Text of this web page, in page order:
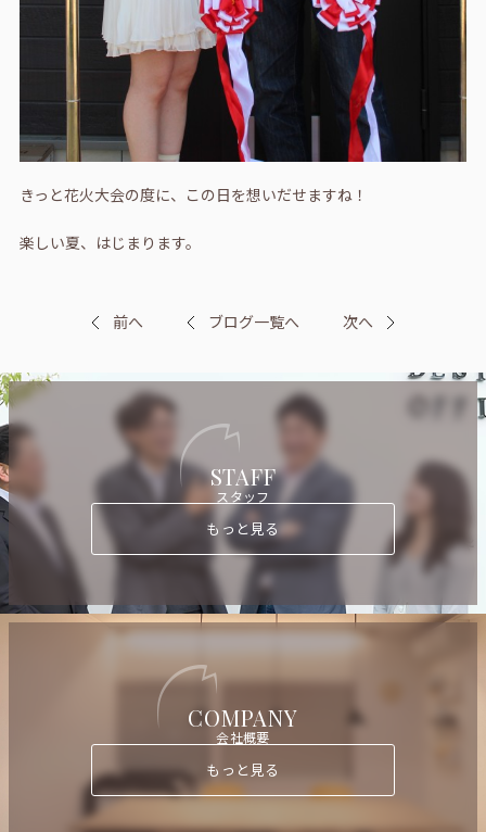
きっと花火大会の度に、この日を想いだせますね！
楽しい夏、はじまります。
前へ ブログ一覧へ 次へ
STAFF
スタッフ
もっと見る
COMPANY
会社概要
もっと見る